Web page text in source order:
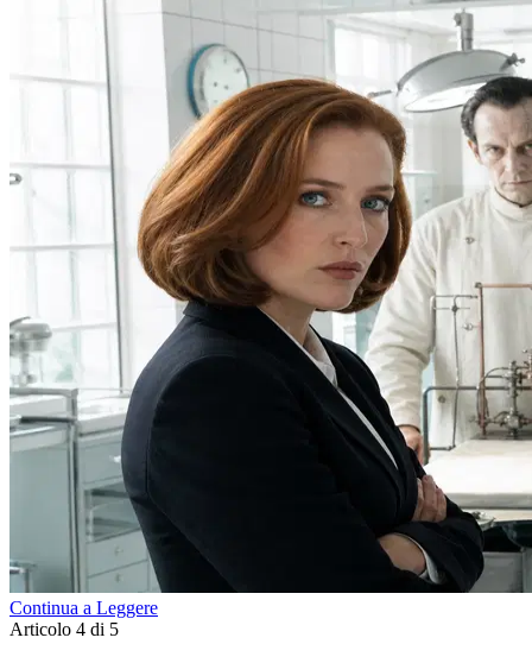
Continua a Leggere
Articolo 4 di 5